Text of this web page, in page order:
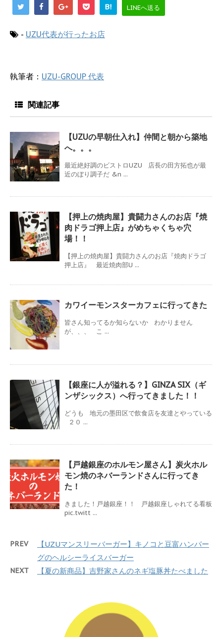
B! LINEへ送る
- UZU代表が行ったお店
執筆者： UZU-GROUP 代表
関連記事
【UZUの早朝仕入れ】仲間と朝から築地
へ。。。
最近絶好調のビストロUZU 店長の田方拓也が最
近のぼり調子だ &n ...
【押上の焼肉屋】貴闘力さんのお店『焼
肉ドラゴ押上店』がめちゃくちゃ穴
場！！
【押上の焼肉屋】貴闘力さんのお店『焼肉ドラゴ
押上店』 最近焼肉部U ...
カワイーモンスターカフェに行ってきた
皆さん知ってるか知らないか わかりません
が、、、 こ ...
【銀座に人が溢れる？】GINZA SIX（ギ
ンザシックス）へ行ってきました！！
どうも 地元の墨田区で飲食店を友達とやっている
２０ ...
【戸越銀座のホルモン屋さん】炭火ホル
モン焼のネバーランドさんに行ってき
た！
きました！戸越銀座！！ 戸越銀座しゃれてる看板
pic.twitt ...
PREV
【UZUマンスリーバーガー】キノコと豆富ハンバー
グのヘルシーライスバーガー
NEXT 【夏の新商品】吉野家さんのネギ塩豚丼たべました